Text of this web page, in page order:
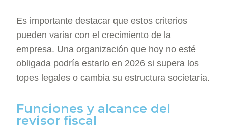
Es importante destacar que estos criterios
pueden variar con el crecimiento de la
empresa. Una organización que hoy no esté
obligada podría estarlo en 2026 si supera los
topes legales o cambia su estructura societaria.
Funciones y alcance del
revisor fiscal